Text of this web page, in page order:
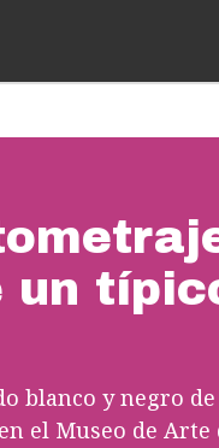
un
blanco y negro de
el Museo de Arte